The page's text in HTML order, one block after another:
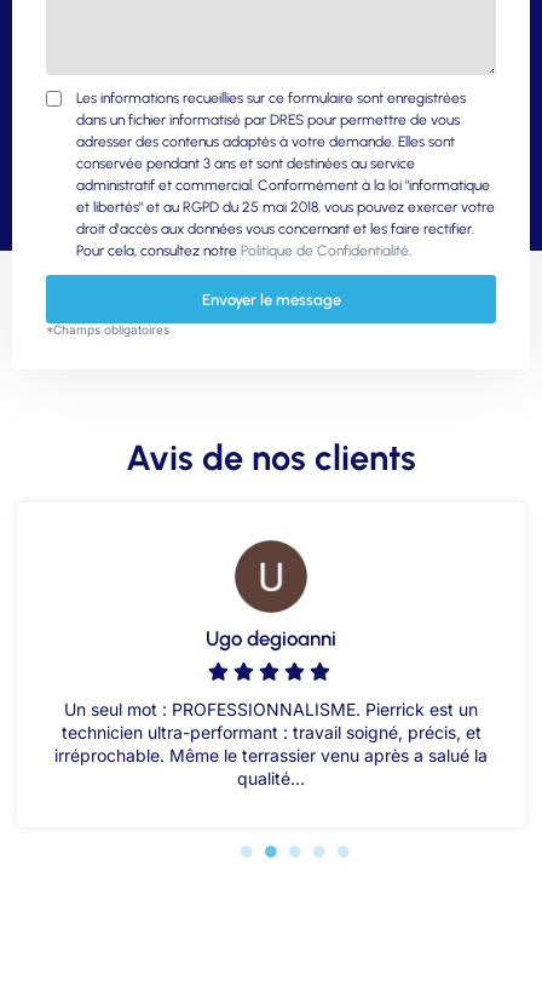
Les informations recueillies sur ce formulaire sont enregistrées
dans un fichier informatisé par DRES pour permettre de vous
adresser des contenus adaptés à votre demande. Elles sont
conservée pendant 3 ans et sont destinées au service
administratif et commercial. Conformément à la loi "informatique
et libertés" et au RGPD du 25 mai 2018, vous pouvez exercer votre
droit d'accès aux données vous concernant et les faire rectifier.
Pour cela, consultez notre Politique de Confidentialité.
Envoyer le message
*Champs obligatoires
Avis de nos clients
Ugo degioanni
Un seul mot : PROFESSIONNALISME. Pierrick est un
technicien ultra-performant : travail soigné, précis, et
irréprochable. Même le terrassier venu après a salué la
qualité...